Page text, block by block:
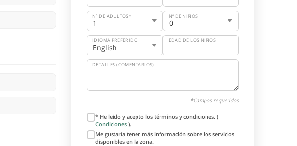
Nº DE ADULTOS* Nº DE NIÑOS
IDIOMA PREFERIDO EDAD DE LOS NIÑOS
DETALLES (COMENTARIOS)
*Campos requeridos
* He leído y acepto los términos y condiciones. (
Condiciones ).
Me gustaría tener más información sobre los servicios
disponibles en la zona.